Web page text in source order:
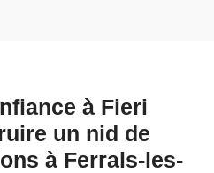
à Fieri
un nid de
à Ferrals-les-